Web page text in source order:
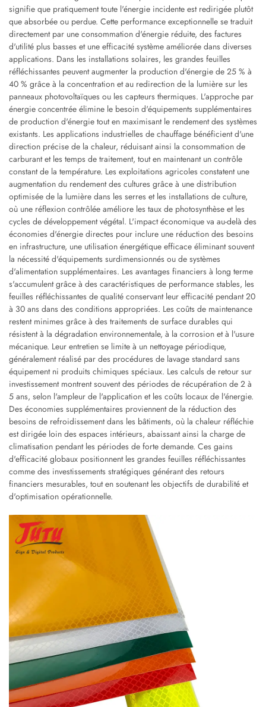
signifie que pratiquement toute l'énergie incidente est redirigée plutôt
que absorbée ou perdue. Cette performance exceptionnelle se traduit
directement par une consommation d'énergie réduite, des factures
d'utilité plus basses et une efficacité système améliorée dans diverses
applications. Dans les installations solaires, les grandes feuilles
réfléchissantes peuvent augmenter la production d'énergie de 25 % à
40 % grâce à la concentration et au redirection de la lumière sur les
panneaux photovoltaïques ou les capteurs thermiques. L'approche par
énergie concentrée élimine le besoin d'équipements supplémentaires
de production d'énergie tout en maximisant le rendement des systèmes
existants. Les applications industrielles de chauffage bénéficient d'une
direction précise de la chaleur, réduisant ainsi la consommation de
carburant et les temps de traitement, tout en maintenant un contrôle
constant de la température. Les exploitations agricoles constatent une
augmentation du rendement des cultures grâce à une distribution
optimisée de la lumière dans les serres et les installations de culture,
où une réflexion contrôlée améliore les taux de photosynthèse et les
cycles de développement végétal. L'impact économique va au-delà des
économies d'énergie directes pour inclure une réduction des besoins
en infrastructure, une utilisation énergétique efficace éliminant souvent
la nécessité d'équipements surdimensionnés ou de systèmes
d'alimentation supplémentaires. Les avantages financiers à long terme
s'accumulent grâce à des caractéristiques de performance stables, les
feuilles réfléchissantes de qualité conservant leur efficacité pendant 20
à 30 ans dans des conditions appropriées. Les coûts de maintenance
restent minimes grâce à des traitements de surface durables qui
résistent à la dégradation environnementale, à la corrosion et à l'usure
mécanique. Leur entretien se limite à un nettoyage périodique,
généralement réalisé par des procédures de lavage standard sans
équipement ni produits chimiques spéciaux. Les calculs de retour sur
investissement montrent souvent des périodes de récupération de 2 à
5 ans, selon l'ampleur de l'application et les coûts locaux de l'énergie.
Des économies supplémentaires proviennent de la réduction des
besoins de refroidissement dans les bâtiments, où la chaleur réfléchie
est dirigée loin des espaces intérieurs, abaissant ainsi la charge de
climatisation pendant les périodes de forte demande. Ces gains
d'efficacité globaux positionnent les grandes feuilles réfléchissantes
comme des investissements stratégiques générant des retours
financiers mesurables, tout en soutenant les objectifs de durabilité et
d'optimisation opérationnelle.